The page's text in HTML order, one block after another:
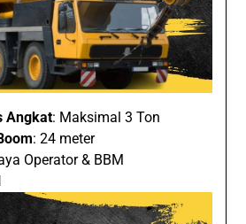
Angkat: Maksimal 3 Ton
: 24 meter
Operator & BBM